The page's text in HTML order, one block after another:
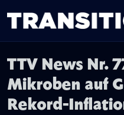
TTV News Nr.
Mikroben auf
Rekord-